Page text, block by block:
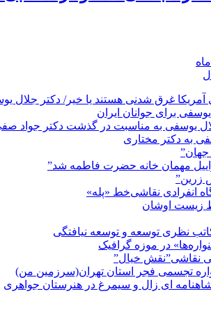
آمریکا غرق شدنی هستند یا خیر/ دکتر جلال
برای جوانان ایران
یوسفی به مناسبت در گذشت دکتر جواد صفی
به دکتر مختاری
مهمان خانه حضرت فاطمه شد”
زرین”
انفرادی نقاشی‌خط «پله»
زیست اوشان
نظری توسعه و توسعه نیافتگی
در موزه گرافیک
نقاشی”نقش خیال”
تجسمی فجر استان تهران(سرزمین من)
شاهنامه ای زال و سیمرغ در هنرستان جواهری